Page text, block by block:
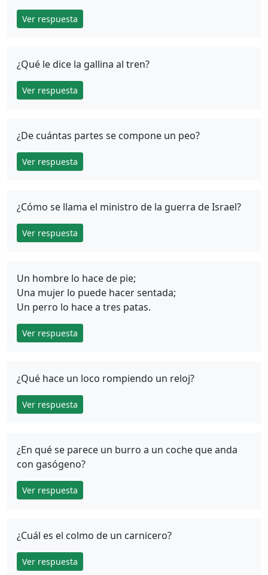
Ver respuesta
¿Qué le dice la gallina al tren?
Ver respuesta
¿De cuántas partes se compone un peo?
Ver respuesta
¿Cómo se llama el ministro de la guerra de Israel?
Ver respuesta
Un hombre lo hace de pie;
Una mujer lo puede hacer sentada;
Un perro lo hace a tres patas.
Ver respuesta
¿Qué hace un loco rompiendo un reloj?
Ver respuesta
¿En qué se parece un burro a un coche que anda
con gasógeno?
Ver respuesta
¿Cuál es el colmo de un carnicero?
Ver respuesta